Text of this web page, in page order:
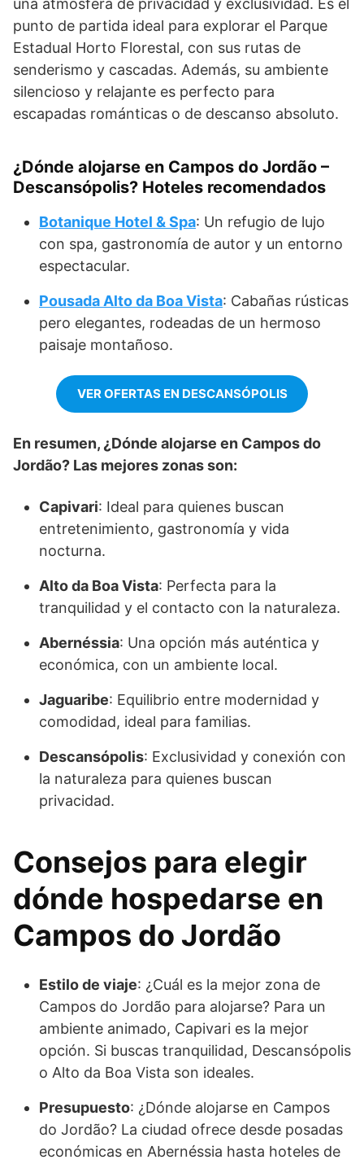
una atmósfera de privacidad y exclusividad. Es el
punto de partida ideal para explorar el Parque
Estadual Horto Florestal, con sus rutas de
senderismo y cascadas. Además, su ambiente
silencioso y relajante es perfecto para
escapadas románticas o de descanso absoluto.
¿Dónde alojarse en Campos do Jordão –
Descansópolis? Hoteles recomendados
Botanique Hotel & Spa: Un refugio de lujo
con spa, gastronomía de autor y un entorno
espectacular.
Pousada Alto da Boa Vista: Cabañas rústicas
pero elegantes, rodeadas de un hermoso
paisaje montañoso.
VER OFERTAS EN DESCANSÓPOLIS
En resumen, ¿Dónde alojarse en Campos do
Jordão? Las mejores zonas son:
Capivari: Ideal para quienes buscan
entretenimiento, gastronomía y vida
nocturna.
Alto da Boa Vista: Perfecta para la
tranquilidad y el contacto con la naturaleza.
Abernéssia: Una opción más auténtica y
económica, con un ambiente local.
Jaguaribe: Equilibrio entre modernidad y
comodidad, ideal para familias.
Descansópolis: Exclusividad y conexión con
la naturaleza para quienes buscan
privacidad.
Consejos para elegir
dónde hospedarse en
Campos do Jordão
Estilo de viaje: ¿Cuál es la mejor zona de
Campos do Jordão para alojarse? Para un
ambiente animado, Capivari es la mejor
opción. Si buscas tranquilidad, Descansópolis
o Alto da Boa Vista son ideales.
Presupuesto: ¿Dónde alojarse en Campos
do Jordão? La ciudad ofrece desde posadas
económicas en Abernéssia hasta hoteles de